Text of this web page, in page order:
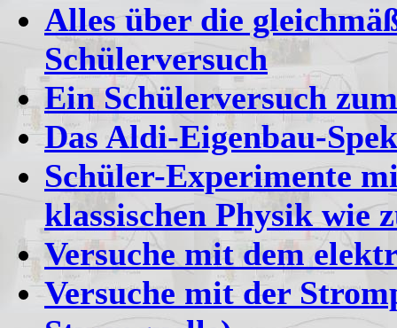
Alles über die
Schülerversuch
Ein Schülerversuch
Das Aldi-Eigenbau-
Schüler-Experimente
klassischen Physik wie
Versuche mit dem
Versuche mit der